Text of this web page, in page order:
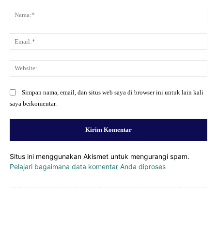
Simpan nama, email, dan situs web saya di browser ini untuk lain kali
saya berkomentar.
Situs ini menggunakan Akismet untuk mengurangi spam.
Pelajari bagaimana data komentar Anda diproses